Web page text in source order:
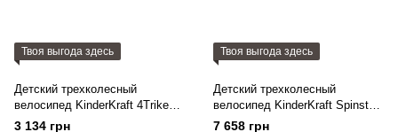
Твоя выгода здесь
Детский трехколесный
велосипед KinderKraft 4Trike
Black/Yellow
3 134 грн
Твоя выгода здесь
Детский трехколесный
велосипед KinderKraft Spinstep
Platinum Grey
7 658 грн